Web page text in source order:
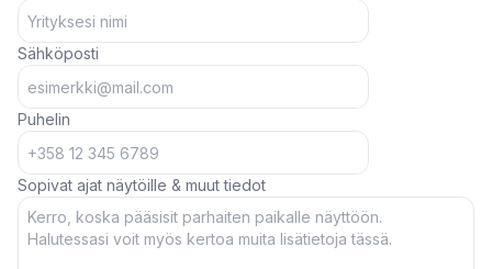
Sähköposti
Puhelin
Sopivat ajat näytöille & muut tiedot